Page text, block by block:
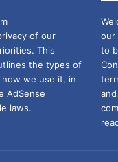
of our
This
the types of
we use it, in
AdSense
laws.
our
to